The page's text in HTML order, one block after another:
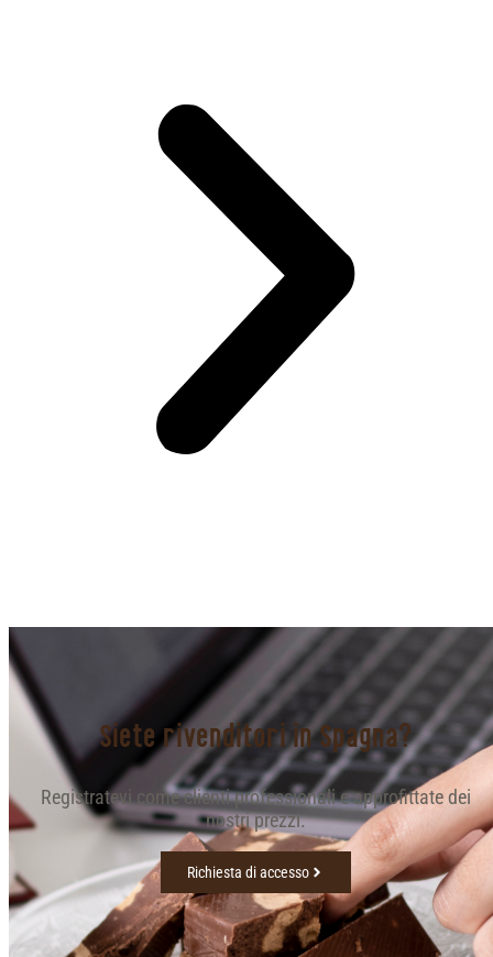
Siete rivenditori in Spagna?
Registratevi come clienti professionali e approfittate dei
nostri prezzi.
Richiesta di accesso